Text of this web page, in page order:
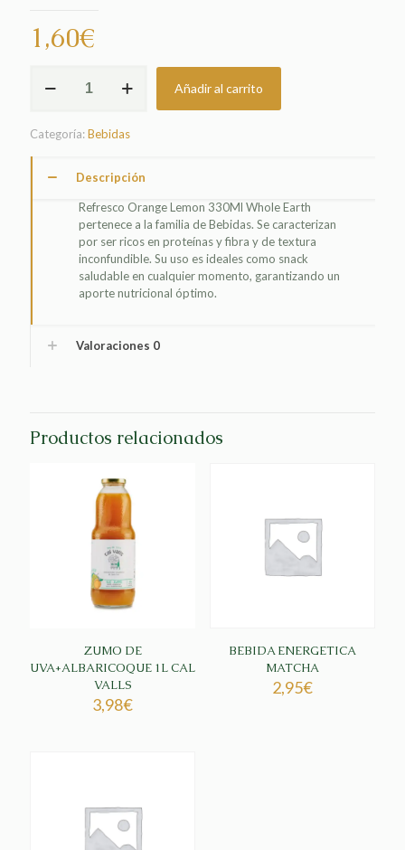
1,60€
ORANGE
WHOLE
EARTH
cantidad
Añadir al carrito
Categoría:Bebidas
Descripción
Refresco Orange Lemon 330Ml Whole Earth
pertenece a la familia de Bebidas. Se caracterizan
por ser ricos en proteínas y fibra y de textura
inconfundible. Su uso es ideales como snack
saludable en cualquier momento, garantizando un
aporte nutricional óptimo.
Valoraciones 0
Productos relacionados
ZUMO DE
UVA+ALBARICOQUE 1L CAL
VALLS
3,98€
BEBIDA ENERGETICA
MATCHA
2,95€